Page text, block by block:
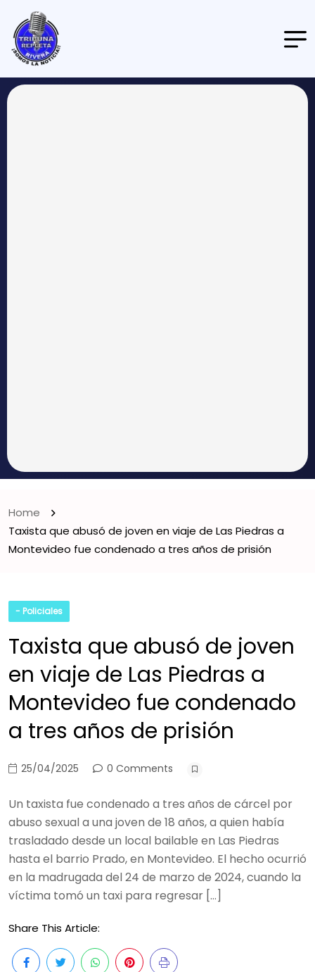
Home
Taxista que abusó de joven en viaje de Las Piedras a
Montevideo fue condenado a tres años de prisión
- Policiales
Taxista que abusó de joven
en viaje de Las Piedras a
Montevideo fue condenado
a tres años de prisión
25/04/2025 0 Comments
Un taxista fue condenado a tres años de cárcel por
abuso sexual a una joven de 18 años, a quien había
trasladado desde un local bailable en Las Piedras
hasta el barrio Prado, en Montevideo. El hecho ocurrió
en la madrugada del 24 de marzo de 2024, cuando la
víctima tomó un taxi para regresar […]
Share This Article: